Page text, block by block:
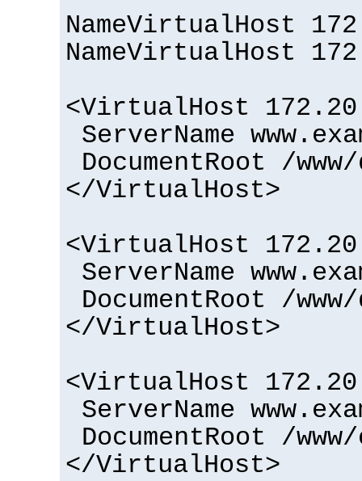
NameVirtualHost
NameVirtualHost
<VirtualHost
ServerName
DocumentRoot /
</VirtualHost>
<VirtualHost
ServerName
DocumentRoot /
</VirtualHost>
<VirtualHost
ServerName
DocumentRoot /
</VirtualHost>